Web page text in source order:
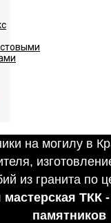
мастерская ТКК
памятников